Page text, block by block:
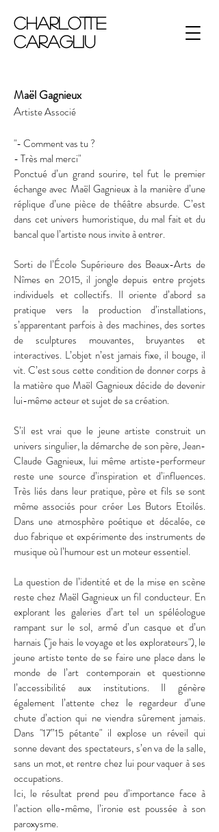
Charlotte
Caragliu
Maël Gagnieux
Artiste Associé
"- Comment vas tu ?
- Très mal merci"
Ponctué d’un grand sourire, tel fut le premier
échange avec Maël Gagnieux à la manière d’une
réplique d’une pièce de théâtre absurde. C’est
dans cet univers humoristique, du mal fait et du
bancal que l’artiste nous invite à entrer.
Sorti de l’École Supérieure des Beaux-Arts de
Nîmes en 2015, il jongle depuis entre projets
individuels et collectifs. Il oriente d’abord sa
pratique vers la production d’installations,
s’apparentant parfois à des machines, des sortes
de sculptures mouvantes, bruyantes et
interactives. L’objet n’est jamais fixe, il bouge, il
vit. C’est sous cette condition de donner corps à
la matière que Maël Gagnieux décide de devenir
lui-même acteur et sujet de sa création.
S’il est vrai que le jeune artiste construit un
univers singulier, la démarche de son père, Jean-
Claude Gagnieux, lui même artiste-performeur
reste une source d’inspiration et d’influences.
Très liés dans leur pratique, père et fils se sont
même associés pour créer Les Butors Etoilés.
Dans une atmosphère poétique et décalée, ce
duo fabrique et expérimente des instruments de
musique où l’humour est un moteur essentiel.
La question de l’identité et de la mise en scène
reste chez Maël Gagnieux un fil conducteur. En
explorant les galeries d’art tel un spéléologue
rampant sur le sol, armé d’un casque et d’un
harnais ("je hais le voyage et les explorateurs"), le
jeune artiste tente de se faire une place dans le
monde de l’art contemporain et questionne
l’accessibilité aux institutions. Il génère
également l’attente chez le regardeur d’une
chute d’action qui ne viendra sûrement jamais.
Dans "17”15 pétante" il explose un réveil qui
sonne devant des spectateurs, s’en va de la salle,
sans un mot, et rentre chez lui pour vaquer à ses
occupations.
Ici, le résultat prend peu d’importance face à
l’action elle-même, l’ironie est poussée à son
paroxysme.